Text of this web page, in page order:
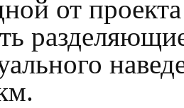
от